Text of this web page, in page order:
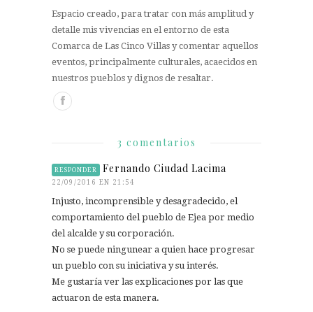
Espacio creado, para tratar con más amplitud y
detalle mis vivencias en el entorno de esta
Comarca de Las Cinco Villas y comentar aquellos
eventos, principalmente culturales, acaecidos en
nuestros pueblos y dignos de resaltar.
3 comentarios
RESPONDER Fernando Ciudad Lacima
22/09/2016 EN 21:54
Injusto, incomprensible y desagradecido, el
comportamiento del pueblo de Ejea por medio
del alcalde y su corporación.
No se puede ningunear a quien hace progresar
un pueblo con su iniciativa y su interés.
Me gustaría ver las explicaciones por las que
actuaron de esta manera.